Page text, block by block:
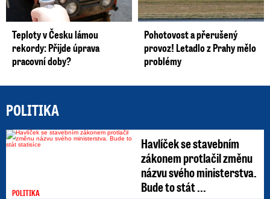
Teploty v Česku lámou
rekordy: Přijde úprava
pracovní doby?
Pohotovost a přerušený
provoz! Letadlo z Prahy mělo
problémy
POLITIKA
POLITIKA
Havlíček se stavebním
zákonem protlačil změnu
názvu svého ministerstva.
Bude to stát ...